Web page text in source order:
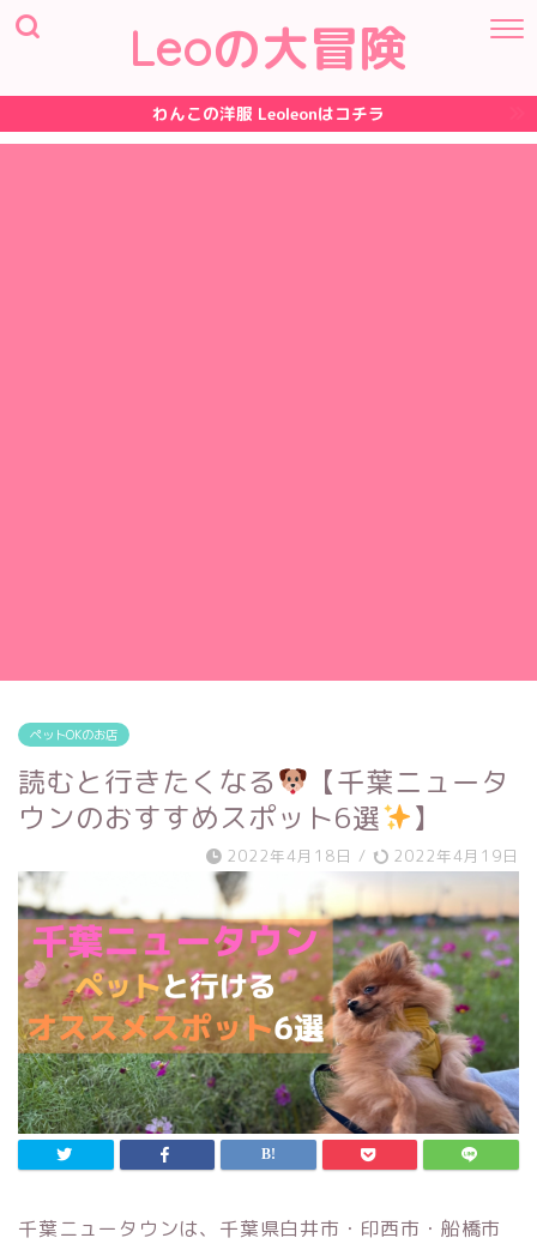
Leoの大冒険
わんこの洋服 Leoleonはコチラ
ペットOKのお店
読むと行きたくなる
【千葉ニュータ
ウンのおすすめスポット6選
】
2022年4月18日 / 2022年4月19日
千葉ニュータウンは、千葉県白井市・印西市・船橋市